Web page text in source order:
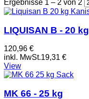
Ergebnisse 1 – 2 von 2
LIQUISAN B - 20 kg
120,96 €
inkl. MwSt.19,31 €
View
MK 66 - 25 kg